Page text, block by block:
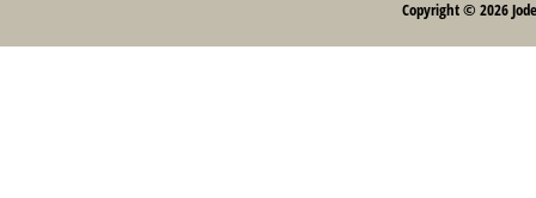
Copyright © 2026